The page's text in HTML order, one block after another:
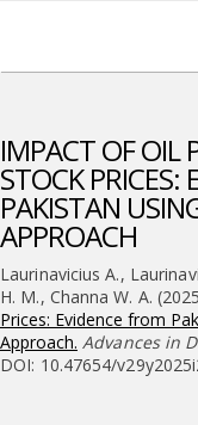
IMPACT OF OIL
STOCK PRICES:
PAKISTAN
APPROACH
Laurinavicius A.,
H. M., Channa W. A.
Prices: Evidence from
Approach. Advances in
DOI: 10.47654/